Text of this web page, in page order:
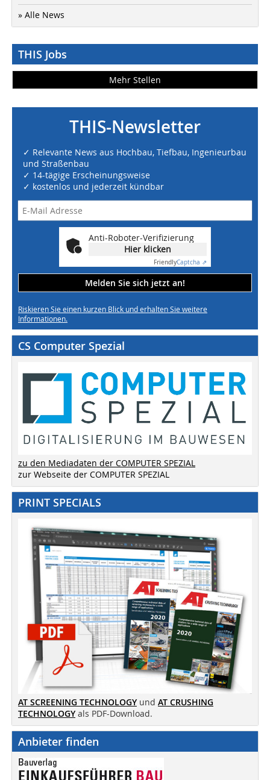
» Alle News
THIS Jobs
Mehr Stellen
THIS-Newsletter
✓ Relevante News aus Hochbau, Tiefbau, Ingenieurbau
und Straßenbau
✓ 14-tägige Erscheinungsweise
✓ kostenlos und jederzeit kündbar
Anti-Roboter-Verifizierung
Hier klicken
FriendlyCaptcha ⇗
Melden Sie sich jetzt an!
Riskieren Sie einen kurzen Blick und erhalten Sie weitere
Informationen.
CS Computer Spezial
zu den Mediadaten der COMPUTER SPEZIAL
zur Webseite der COMPUTER SPEZIAL
PRINT SPECIALS
AT SCREENING TECHNOLOGY und AT CRUSHING
TECHNOLOGY als PDF-Download.
Anbieter finden